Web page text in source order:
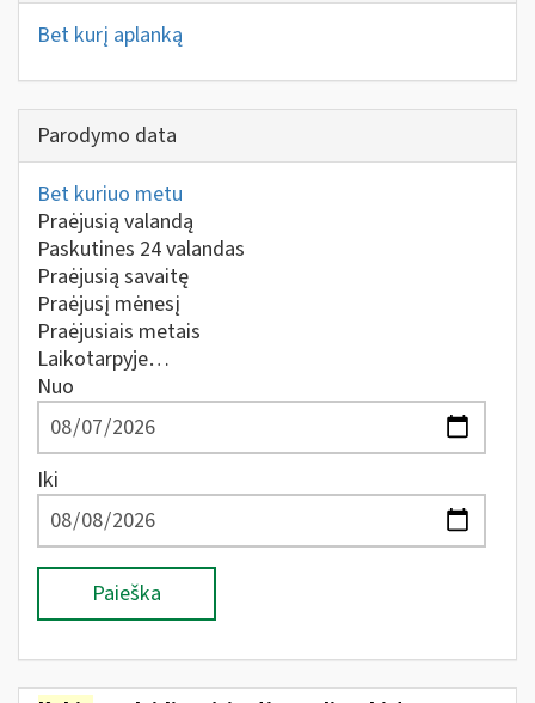
Bet kurį aplanką
Parodymo data
Bet kuriuo metu
Praėjusią valandą
Paskutines 24 valandas
Praėjusią savaitę
Praėjusį mėnesį
Praėjusiais metais
Laikotarpyje…
Nuo
Iki
Paieška